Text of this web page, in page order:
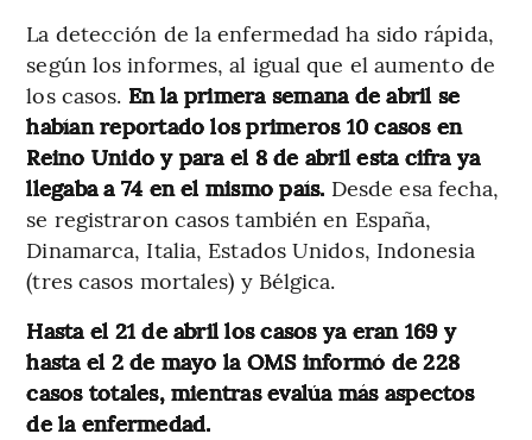
La detección de la enfermedad ha sido rápida,
según los informes, al igual que el aumento de
los casos. En la primera semana de abril se
habían reportado los primeros 10 casos en
Reino Unido y para el 8 de abril esta cifra ya
llegaba a 74 en el mismo país. Desde esa fecha,
se registraron casos también en España,
Dinamarca, Italia, Estados Unidos, Indonesia
(tres casos mortales) y Bélgica.
Hasta el 21 de abril los casos ya eran 169 y
hasta el 2 de mayo la OMS informó de 228
casos totales, mientras evalúa más aspectos
de la enfermedad.